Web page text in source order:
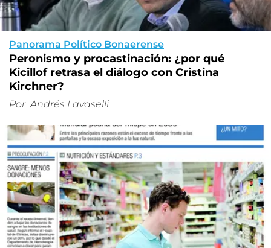
Panorama Político Bonaerense
Peronismo y procastinación: ¿por qué
Kicillof retrasa el diálogo con Cristina
Kirchner?
Por Andrés Lavaselli